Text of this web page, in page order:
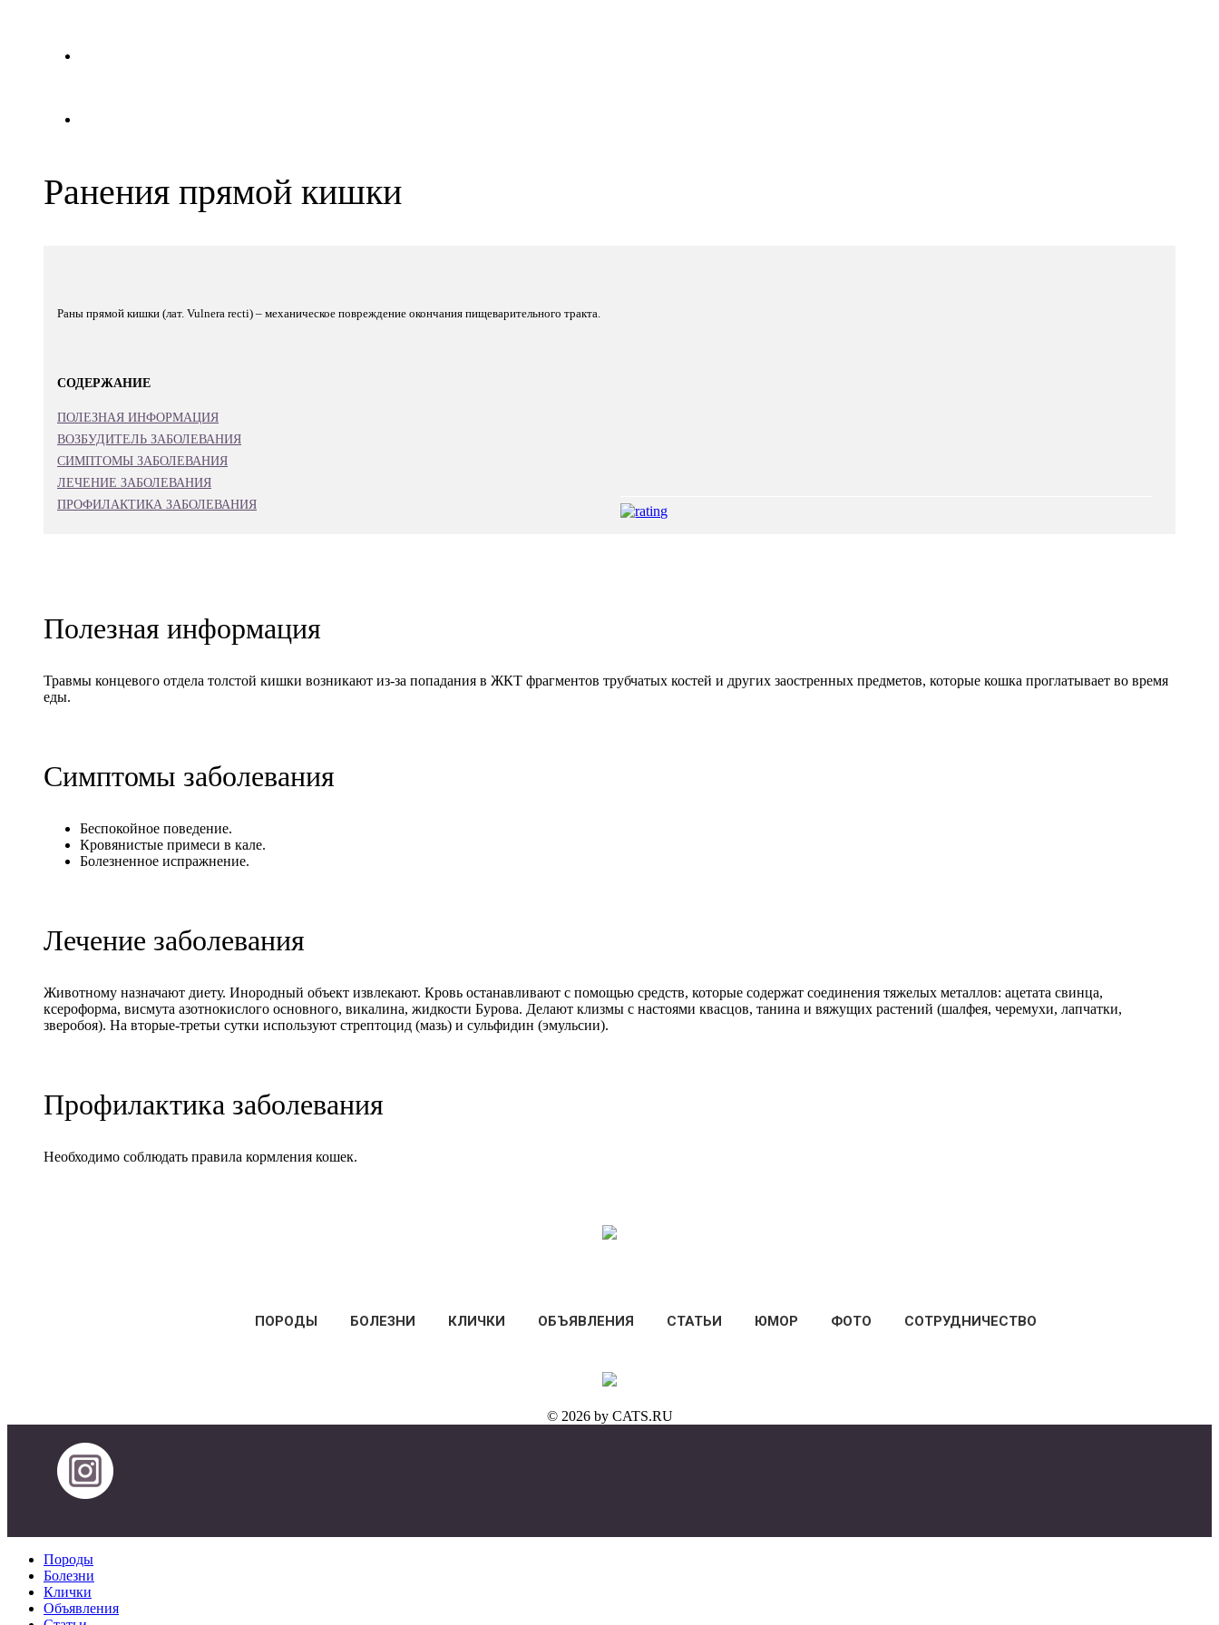
Ранения прямой кишки
Раны прямой кишки (лат. Vulnera recti) – механическое повреждение окончания пищеварительного тракта.
СОДЕРЖАНИЕ
ПОЛЕЗНАЯ ИНФОРМАЦИЯ
ВОЗБУДИТЕЛЬ ЗАБОЛЕВАНИЯ
СИМПТОМЫ ЗАБОЛЕВАНИЯ
ЛЕЧЕНИЕ ЗАБОЛЕВАНИЯ
ПРОФИЛАКТИКА ЗАБОЛЕВАНИЯ
Полезная информация
Травмы концевого отдела толстой кишки возникают из-за попадания в ЖКТ фрагментов трубчатых костей и других заостренных предметов, которые кошка проглатывает во время
еды.
Симптомы заболевания
Беспокойное поведение.
Кровянистые примеси в кале.
Болезненное испражнение.
Лечение заболевания
Животному назначают диету. Инородный объект извлекают. Кровь останавливают с помощью средств, которые содержат соединения тяжелых металлов: ацетата свинца,
ксероформа, висмута азотнокислого основного, викалина, жидкости Бурова. Делают клизмы с настоями квасцов, танина и вяжущих растений (шалфея, черемухи, лапчатки,
зверобоя). На вторые-третьи сутки используют стрептоцид (мазь) и сульфидин (эмульсии).
Профилактика заболевания
Необходимо соблюдать правила кормления кошек.
ПОРОДЫ БОЛЕЗНИ КЛИЧКИ ОБЪЯВЛЕНИЯ СТАТЬИ ЮМОР ФОТО СОТРУДНИЧЕСТВО
© 2026 by CATS.RU
Породы
Болезни
Клички
Объявления